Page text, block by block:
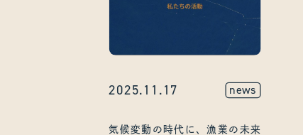
2025.11.17 news
気候変動の時代に、漁業の未来